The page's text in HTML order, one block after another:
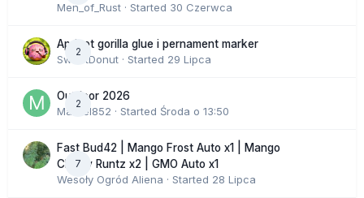
Men_of_Rust · Started 30 Czerwca
2
Apricot gorilla glue i pernament marker
SweetDonut · Started 29 Lipca
2
Outdoor 2026
Marcel852 · Started Środa o 13:50
7
Fast Bud42 | Mango Frost Auto x1 | Mango
Cherry Runtz x2 | GMO Auto x1
Wesoły Ogród Aliena · Started 28 Lipca